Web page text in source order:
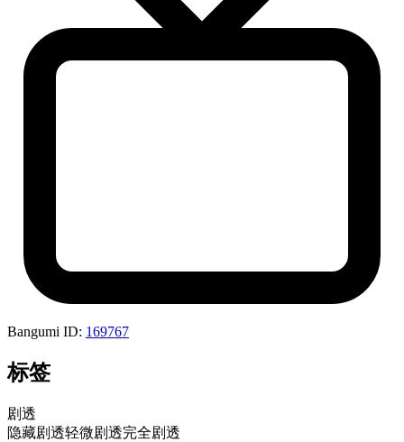
Bangumi ID: 169767
标签
剧透
隐藏剧透轻微剧透完全剧透